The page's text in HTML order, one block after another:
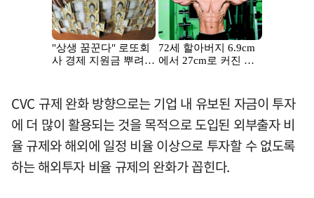
CVC 규제 완화 방향으로는 기업 내 유보된 자금이 투자
에 더 많이 활용되는 것을 목적으로 도입된 외부출자 비
율 규제와 해외에 일정 비율 이상으로 투자할 수 없도록
하는 해외투자 비율 규제의 완화가 꼽힌다.